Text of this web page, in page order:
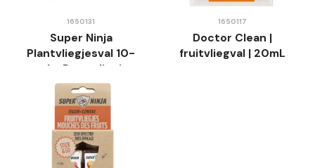
1650131
Super Ninja
Plantvliegjesval 10-
pack -Rouwvliegjes
Val - Gifvrij
1650117
Doctor Clean |
fruitvliegval | 20mL